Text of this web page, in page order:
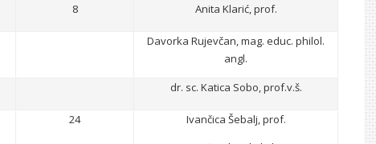
8 Anita Klarić, prof.
Davorka Rujevčan, mag. educ. philol.
angl.
dr. sc. Katica Sobo, prof.v.š.
24
Ivančica Šebalj, prof.